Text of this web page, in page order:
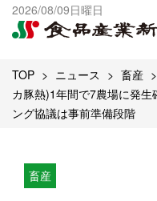
2026/08/09日曜日
出版物一覧へ
試読・購読申し込み
TOP ニュース 畜産
カ豚熱)1年間で7農場に発
ング協議は事前準備段階
畜産